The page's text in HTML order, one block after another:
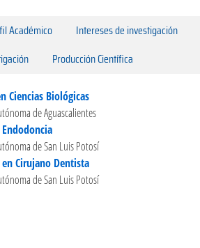
Académico
Intereses de investigación
Producción Científica
Ciencias Biológicas
de Aguascalientes
de San Luis Potosí
Cirujano Dentista
de San Luis Potosí